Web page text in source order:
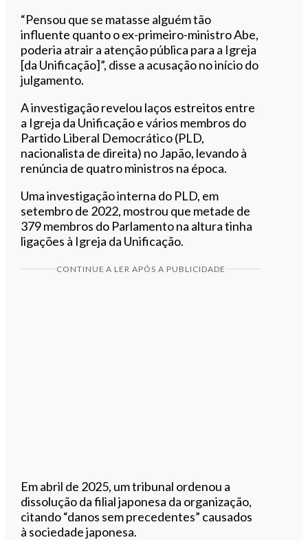
“Pensou que se matasse alguém tão
influente quanto o ex-primeiro-ministro Abe,
poderia atrair a atenção pública para a Igreja
[da Unificação]”, disse a acusação no início do
julgamento.
A investigação revelou laços estreitos entre
a Igreja da Unificação e vários membros do
Partido Liberal Democrático (PLD,
nacionalista de direita) no Japão, levando à
renúncia de quatro ministros na época.
Uma investigação interna do PLD, em
setembro de 2022, mostrou que metade de
379 membros do Parlamento na altura tinha
ligações à Igreja da Unificação.
CONTINUE A LER APÓS A PUBLICIDADE
Em abril de 2025, um tribunal ordenou a
dissolução da filial japonesa da organização,
citando “danos sem precedentes” causados
à sociedade japonesa.